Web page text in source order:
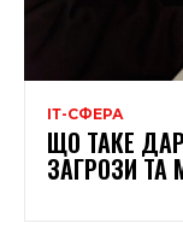
ІТ-СФЕРА
ЩО ТАКЕ
ЗАГРОЗИ ТА